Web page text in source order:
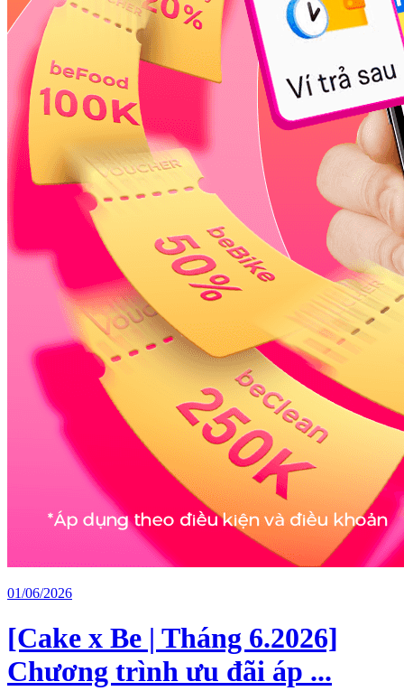
01/06/2026
[Cake x Be | Tháng 6.2026]
Chương trình ưu đãi áp ...